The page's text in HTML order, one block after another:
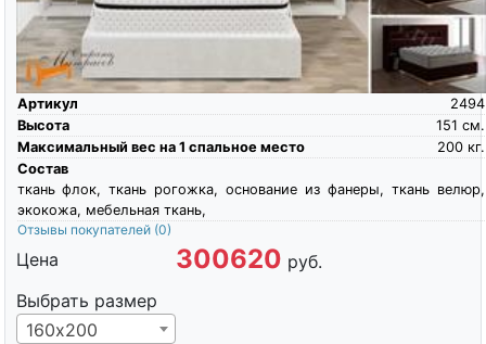
Артикул
2494
Высота
см.
151
Максимальный вес на 1 спальное место
кг.
200
Состав
ткань флок, ткань рогожка, основание из фанеры, ткань велюр,
экокожа, мебельная ткань,
Отзывы покупателей (0)
Цена 300620 руб.
Выбрать размер
160х200